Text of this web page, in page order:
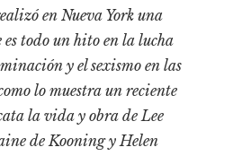
libros
en Nueva York una
es todo un hito en la lucha
y el sexismo en las
lo muestra un reciente
la vida y obra de Lee
de Kooning y Helen